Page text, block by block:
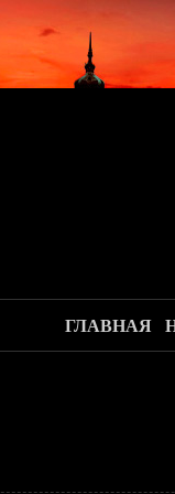
ГЛАВНАЯ